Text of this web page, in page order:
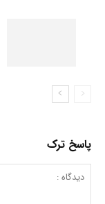
پاسخ ترک